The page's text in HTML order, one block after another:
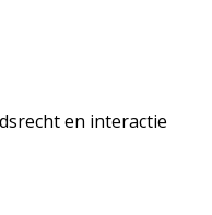
en interactie